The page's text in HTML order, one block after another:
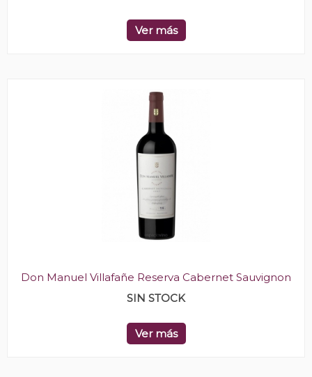
Ver más
Don Manuel Villafañe Reserva Cabernet Sauvignon
SIN STOCK
Ver más